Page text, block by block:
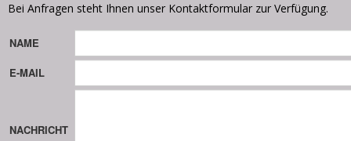
Bei Anfragen steht Ihnen unser Kontaktformular zur Verfügung.
NAME
E-MAIL
NACHRICHT